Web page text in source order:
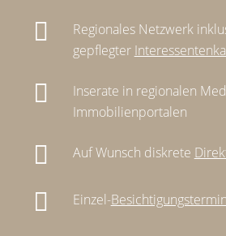
Regionales Netzwerk
gepflegter
Inserate in regionalen
Immobilienportalen
Auf Wunsch diskrete
Einzel-